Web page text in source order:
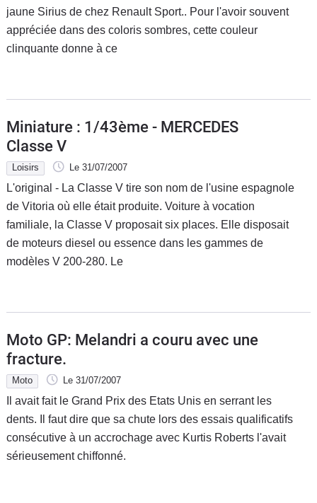
jaune Sirius de chez Renault Sport.. Pour l'avoir souvent
appréciée dans des coloris sombres, cette couleur
clinquante donne à ce
Miniature : 1/43ème - MERCEDES
Classe V
Loisirs Le 31/07/2007
L'original - La Classe V tire son nom de l'usine espagnole
de Vitoria où elle était produite. Voiture à vocation
familiale, la Classe V proposait six places. Elle disposait
de moteurs diesel ou essence dans les gammes de
modèles V 200-280. Le
Moto GP: Melandri a couru avec une
fracture.
Moto Le 31/07/2007
Il avait fait le Grand Prix des Etats Unis en serrant les
dents. Il faut dire que sa chute lors des essais qualificatifs
consécutive à un accrochage avec Kurtis Roberts l'avait
sérieusement chiffonné.